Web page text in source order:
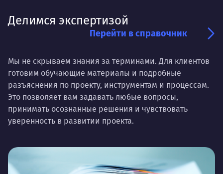
Делимся экспертизой
Перейти в справочник
Мы не скрываем знания за терминами. Для клиентов
готовим обучающие материалы и подробные
разъяснения по проекту, инструментам и процессам.
Это позволяет вам задавать любые вопросы,
принимать осознанные решения и чувствовать
уверенность в развитии проекта.